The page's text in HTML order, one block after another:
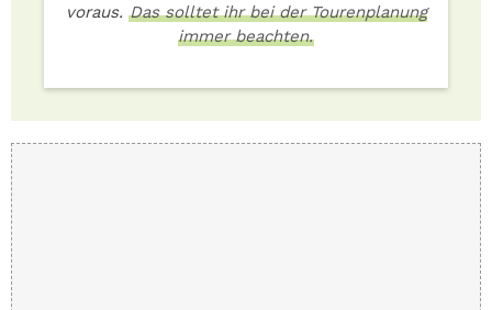
voraus. Das solltet ihr bei der Tourenplanung
immer beachten.